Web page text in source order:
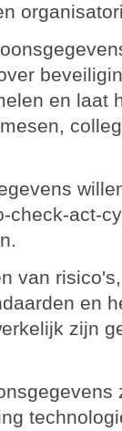
en laat
check­-act­-
van
en
zijn